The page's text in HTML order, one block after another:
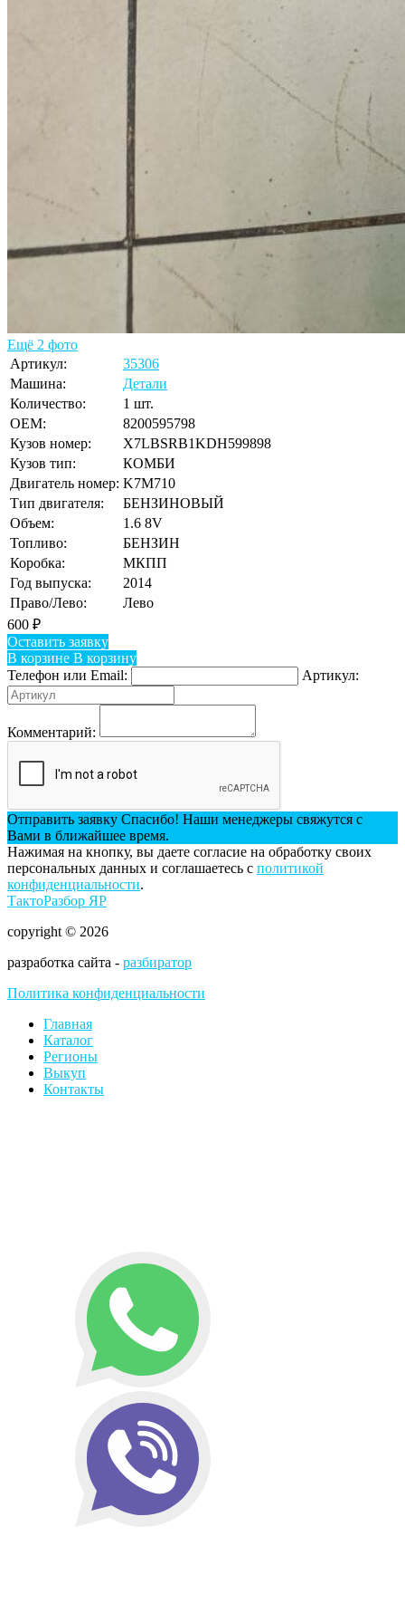
Ещё 2 фото
Артикул:
35306
Машина:
Детали
Количество:
1 шт.
OEM:
8200595798
Кузов номер:
X7LBSRB1KDH599898
Кузов тип:
КОМБИ
Двигатель номер: K7M710
Тип двигателя:
БЕНЗИНОВЫЙ
Объем:
1.6 8V
Топливо:
БЕНЗИН
Коробка:
МКПП
Год выпуска:
2014
Право/Лево:
Лево
600 ₽
Оставить заявку
В корзине В корзину
Телефон или Email:
Артикул:
Комментарий:
Отправить заявку Спасибо! Наши менеджеры свяжутся с
Вами в ближайшее время.
Нажимая на кнопку, вы даете согласие на обработку своих
персональных данных и соглашаетесь с политикой
конфиденциальности.
ТактоРазбор ЯР
copyright © 2026
разработка сайта - разбиратор
Политика конфиденциальности
Главная
Каталог
Регионы
Выкуп
Контакты